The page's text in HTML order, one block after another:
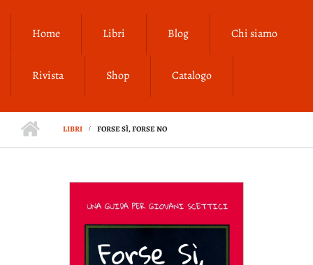
Home Libri Blog Chi siamo
Rivista Shop Catalogo
LIBRI FORSE SÌ, FORSE NO